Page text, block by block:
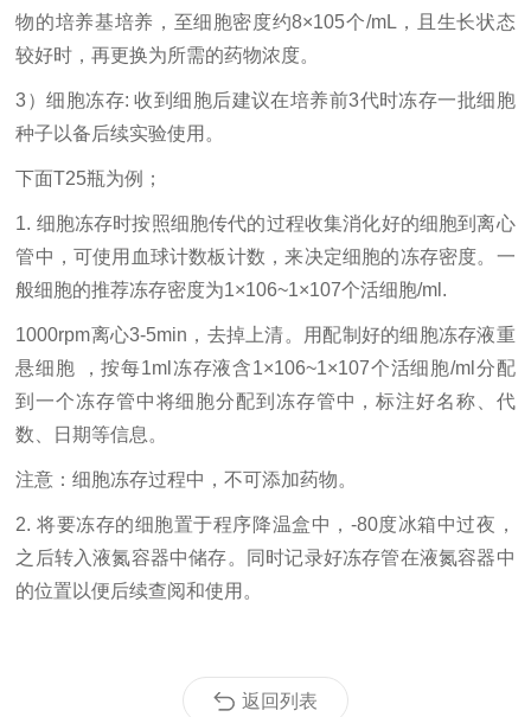
物的培养基培养，至细胞密度约8×105个/mL，且生长状态
较好时，再更换为所需的药物浓度。
3）细胞冻存: 收到细胞后建议在培养前3代时冻存一批细胞
种子以备后续实验使用。
下面T25瓶为例；
1. 细胞冻存时按照细胞传代的过程收集消化好的细胞到离心
管中，可使用血球计数板计数，来决定细胞的冻存密度。一
般细胞的推荐冻存密度为1×106~1×107个活细胞/ml.
1000rpm离心3-5min，去掉上清。用配制好的细胞冻存液重
悬细胞 ，按每1ml冻存液含1×106~1×107个活细胞/ml分配
到一个冻存管中将细胞分配到冻存管中，标注好名称、代
数、日期等信息。
注意：细胞冻存过程中，不可添加药物。
2. 将要冻存的细胞置于程序降温盒中，-80度冰箱中过夜，
之后转入液氮容器中储存。同时记录好冻存管在液氮容器中
的位置以便后续查阅和使用。
返回列表